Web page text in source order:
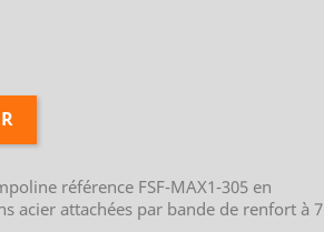
référence FSF-MAX1-305 en
acier attachées par bande de renfort à 7